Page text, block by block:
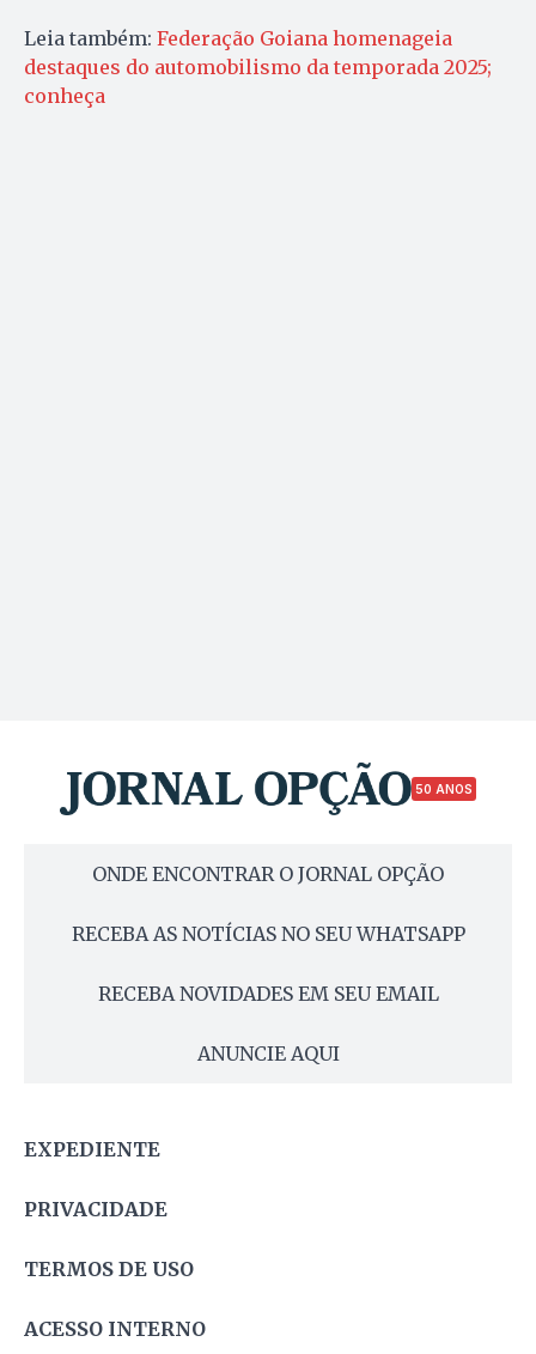
Leia também: Federação Goiana homenageia
destaques do automobilismo da temporada 2025;
conheça
50 ANOS
ONDE ENCONTRAR O JORNAL OPÇÃO
RECEBA AS NOTÍCIAS NO SEU WHATSAPP
RECEBA NOVIDADES EM SEU EMAIL
ANUNCIE AQUI
EXPEDIENTE
PRIVACIDADE
TERMOS DE USO
ACESSO INTERNO